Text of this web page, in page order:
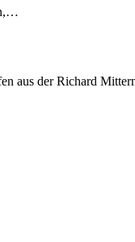
aus der Richard